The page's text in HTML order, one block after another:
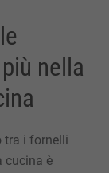
nella
tra i fornelli
cucina è